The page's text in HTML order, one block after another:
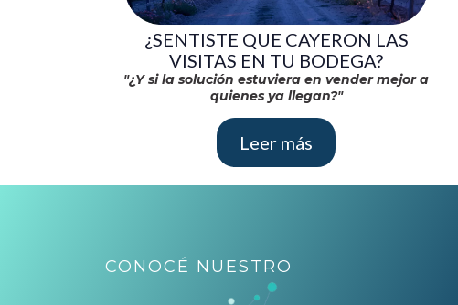
¿SENTISTE QUE CAYERON LAS
VISITAS EN TU BODEGA?
"¿Y si la solución estuviera en vender mejor a
quienes ya llegan?"
Leer más
CONOCÉ NUESTRO